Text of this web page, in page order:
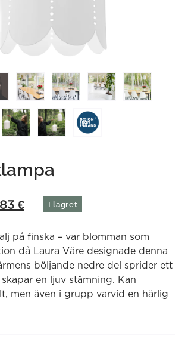
€.
€Current
is:
116,83 €.
I lagret
på finska – var blomman som
då Laura Väre designade denna
böljande nedre del sprider ett
en ljuv stämning. Kan
men även i grupp varvid en härlig